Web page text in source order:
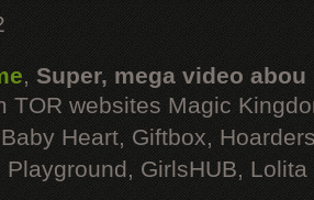
, Super, mega video abou
TOR websites Magic
Heart, Giftbox,
Playground, GirlsHUB, Lolita